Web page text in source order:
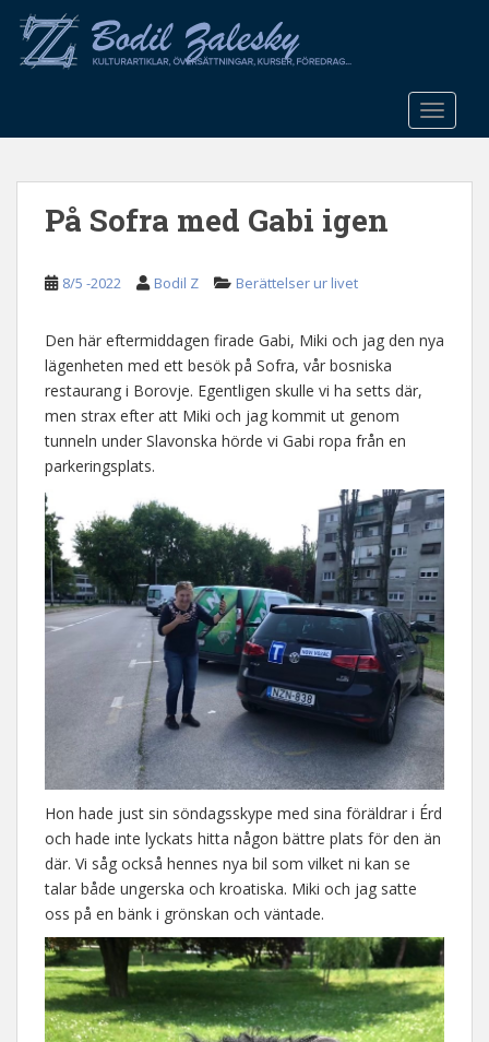
o
På Sofra med Gabi igen
8/5 -2022 Bodil Z Berättelser ur livet
Den här eftermiddagen firade Gabi, Miki och jag den nya
lägenheten med ett besök på Sofra, vår bosniska
restaurang i Borovje. Egentligen skulle vi ha setts där,
men strax efter att Miki och jag kommit ut genom
tunneln under Slavonska hörde vi Gabi ropa från en
parkeringsplats.
Hon hade just sin söndagsskype med sina föräldrar i Érd
och hade inte lyckats hitta någon bättre plats för den än
där. Vi såg också hennes nya bil som vilket ni kan se
talar både ungerska och kroatiska. Miki och jag satte
oss på en bänk i grönskan och väntade.